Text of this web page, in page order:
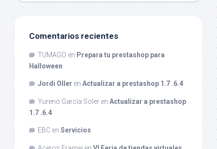
Comentarios recientes
TUMAGO en Prepara tu prestashop para
Halloween
Jordi Oller en Actualizar a prestashop 1.7 .6.4
Yureno García Soler en Actualizar a prestashop
1.7 .6.4
EBC en Servicios